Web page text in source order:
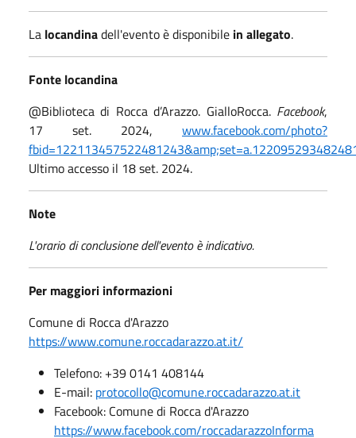
La locandinadell'evento è disponibile in allegato.
Fonte locandina
@Biblioteca di Rocca d’Arazzo. GialloRocca. Facebook,
17 set. 2024, www.facebook.com/photo?
Ultimo accesso il 18 set. 2024.
Note
L'orario di conclusione dell'evento è indicativo.
Per maggiori informazioni
Comune di Rocca d'Arazzo
https://www.comune.roccadarazzo.at.it/
Telefono: +39 0141 408144
E-mail: protocollo@comune.roccadarazzo.at.it
Facebook: Comune di Rocca d'Arazzo
https://www.facebook.com/roccadarazzoInforma